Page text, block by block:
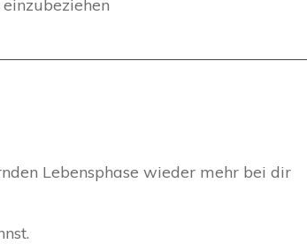
Lebensphase wieder mehr bei dir